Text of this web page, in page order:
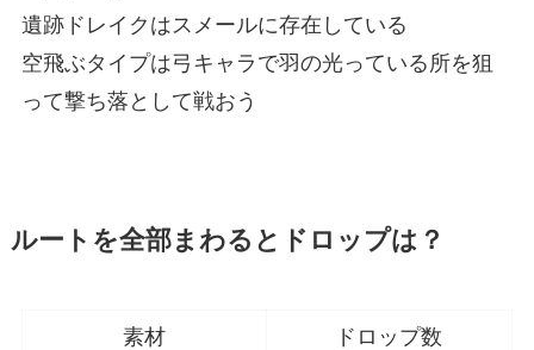
遺跡ドレイクはスメールに存在している
空飛ぶタイプは弓キャラで羽の光っている所を狙
って撃ち落として戦おう
ルートを全部まわるとドロップは？
素材 ドロップ数